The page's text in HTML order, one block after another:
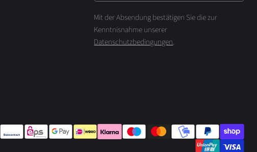
Mit der Absendung bestätigen Sie die zur
Kenntnisnahme unserer
Datenschutzbedingungen.